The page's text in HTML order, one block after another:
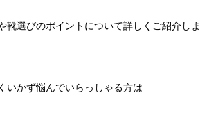
靴選びのポイントについて詳しくご紹介しま
いかず悩んでいらっしゃる方は